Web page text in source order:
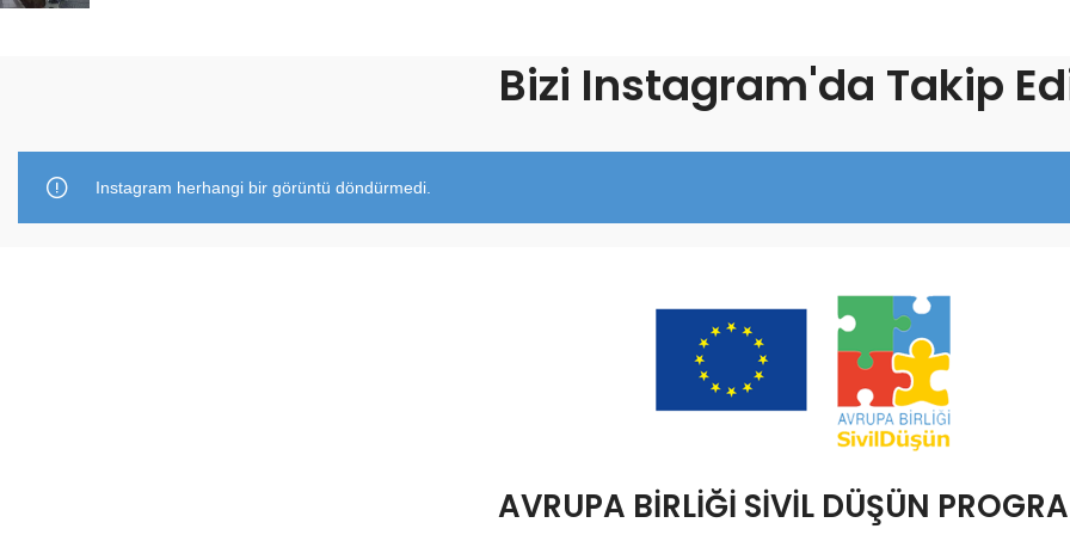
Bizi Instagram'da Takip
Instagram herhangi bir görüntü döndürmedi.
AVRUPA BİRLİĞİ SİVİL DÜŞÜN